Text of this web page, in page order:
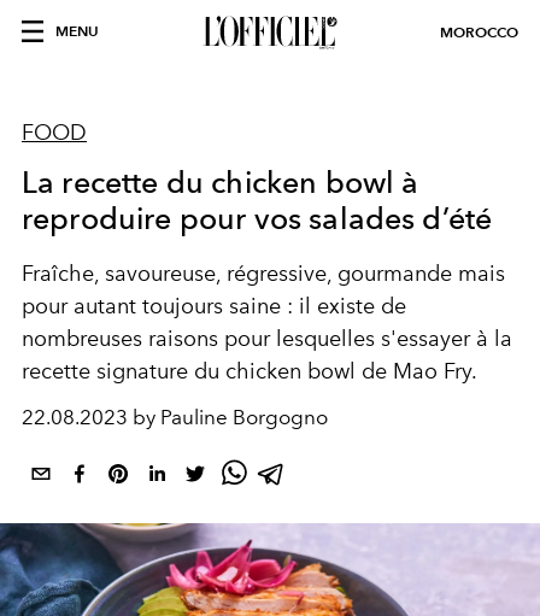
MENU MOROCCO
FOOD
La recette du chicken bowl à
reproduire pour vos salades d’été
Fraîche, savoureuse, régressive, gourmande mais
pour autant toujours saine : il existe de
nombreuses raisons pour lesquelles s'essayer à la
recette signature du chicken bowl de Mao Fry.
22.08.2023 by Pauline Borgogno